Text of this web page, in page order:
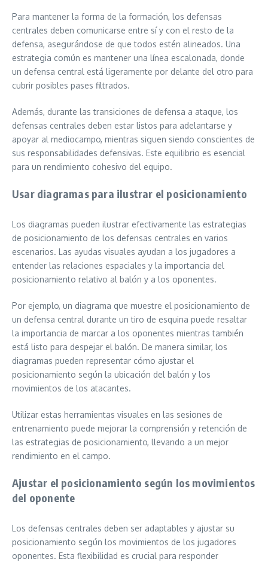
Para mantener la forma de la formación, los defensas
centrales deben comunicarse entre sí y con el resto de la
defensa, asegurándose de que todos estén alineados. Una
estrategia común es mantener una línea escalonada, donde
un defensa central está ligeramente por delante del otro para
cubrir posibles pases filtrados.
Además, durante las transiciones de defensa a ataque, los
defensas centrales deben estar listos para adelantarse y
apoyar al mediocampo, mientras siguen siendo conscientes de
sus responsabilidades defensivas. Este equilibrio es esencial
para un rendimiento cohesivo del equipo.
Usar diagramas para ilustrar el posicionamiento
Los diagramas pueden ilustrar efectivamente las estrategias
de posicionamiento de los defensas centrales en varios
escenarios. Las ayudas visuales ayudan a los jugadores a
entender las relaciones espaciales y la importancia del
posicionamiento relativo al balón y a los oponentes.
Por ejemplo, un diagrama que muestre el posicionamiento de
un defensa central durante un tiro de esquina puede resaltar
la importancia de marcar a los oponentes mientras también
está listo para despejar el balón. De manera similar, los
diagramas pueden representar cómo ajustar el
posicionamiento según la ubicación del balón y los
movimientos de los atacantes.
Utilizar estas herramientas visuales en las sesiones de
entrenamiento puede mejorar la comprensión y retención de
las estrategias de posicionamiento, llevando a un mejor
rendimiento en el campo.
Ajustar el posicionamiento según los movimientos
del oponente
Los defensas centrales deben ser adaptables y ajustar su
posicionamiento según los movimientos de los jugadores
oponentes. Esta flexibilidad es crucial para responder